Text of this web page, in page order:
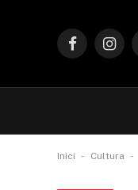
Facebook
Inici - Cultura -